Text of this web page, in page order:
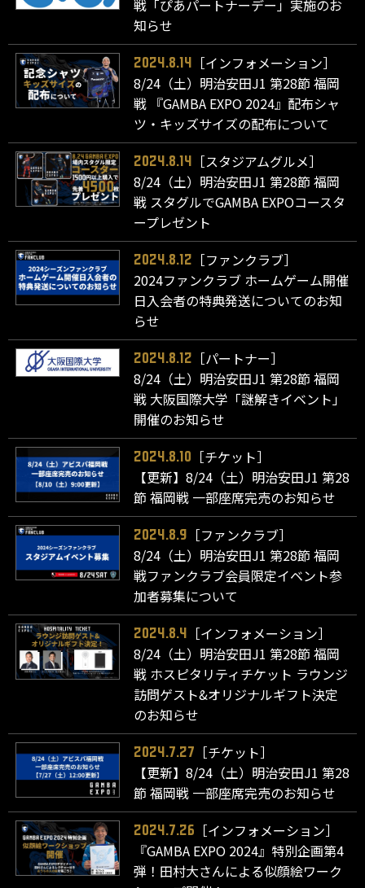
戦「ぴあパートナーデー」実施のお
知らせ
2024.8.14
［インフォメーション］
8/24（土）明治安田J1 第28節 福岡
戦 『GAMBA EXPO 2024』配布シャ
ツ・キッズサイズの配布について
2024.8.14
［スタジアムグルメ］
8/24（土）明治安田J1 第28節 福岡
戦 スタグルでGAMBA EXPOコースタ
ープレゼント
2024.8.12
［ファンクラブ］
2024ファンクラブ ホームゲーム開催
日入会者の特典発送についてのお知
らせ
2024.8.12
［パートナー］
8/24（土）明治安田J1 第28節 福岡
戦 大阪国際大学「謎解きイベント」
開催のお知らせ
2024.8.10
［チケット］
【更新】8/24（土）明治安田J1 第28
節 福岡戦 一部座席完売のお知らせ
2024.8.9
［ファンクラブ］
8/24（土）明治安田J1 第28節 福岡
戦ファンクラブ会員限定イベント参
加者募集について
2024.8.4
［インフォメーション］
8/24（土）明治安田J1 第28節 福岡
戦 ホスピタリティチケット ラウンジ
訪問ゲスト&オリジナルギフト決定
のお知らせ
2024.7.27
［チケット］
【更新】8/24（土）明治安田J1 第28
節 福岡戦 一部座席完売のお知らせ
2024.7.26
［インフォメーション］
『GAMBA EXPO 2024』特別企画第4
弾！田村大さんによる似顔絵ワーク